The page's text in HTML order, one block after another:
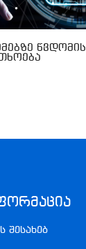
Წვდომის
შესახებ